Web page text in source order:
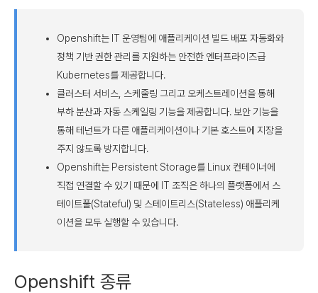
Openshift는 IT 운영팀에 애플리케이션 빌드 배포 자동화와
정책 기반 권한 관리를 지원하는 안전한 엔터프라이즈급
Kubernetes를 제공합니다.
클러스터 서비스, 스케줄링 그리고 오케스트레이션을 통해
부하 분산과 자동 스케일링 기능을 제공합니다. 보안 기능을
통해 테넌트가 다른 애플리케이션이나 기본 호스트에 지장을
주지 않도록 방지합니다.
Openshift는 Persistent Storage를 Linux 컨테이너에
직접 연결할 수 있기 때문에 IT 조직은 하나의 플랫폼에서 스
테이트풀(Stateful) 및 스테이트리스(Stateless) 애플리케
이션을 모두 실행할 수 있습니다.
Openshift 종류